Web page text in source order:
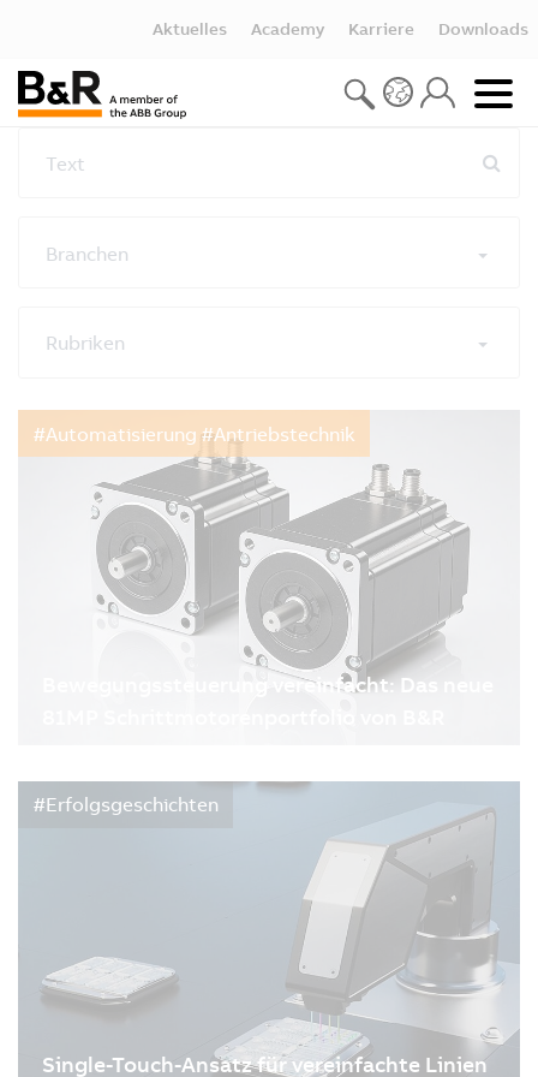
Aktuelles Academy Karriere Downloads
Text
Branchen
Rubriken
Alle Filter zurücksetzen
#Automatisierung #Antriebstechnik
Bewegungssteuerung vereinfacht: Das neue
Ein perfektes Match mit ACOPOS X2
Schrittmotoren kommen häufig bei einfachen
Bewegungsaufgaben zum Einsatz, etwa für
Verstell- oder Positionierachsen. In der Praxis
führen jedoch eine hohe Variantenvielfalt,
unterschiedliche Schutzarten und…
#Erfolgsgeschichten
Single-Touch-Ansatz für vereinfachte Linien